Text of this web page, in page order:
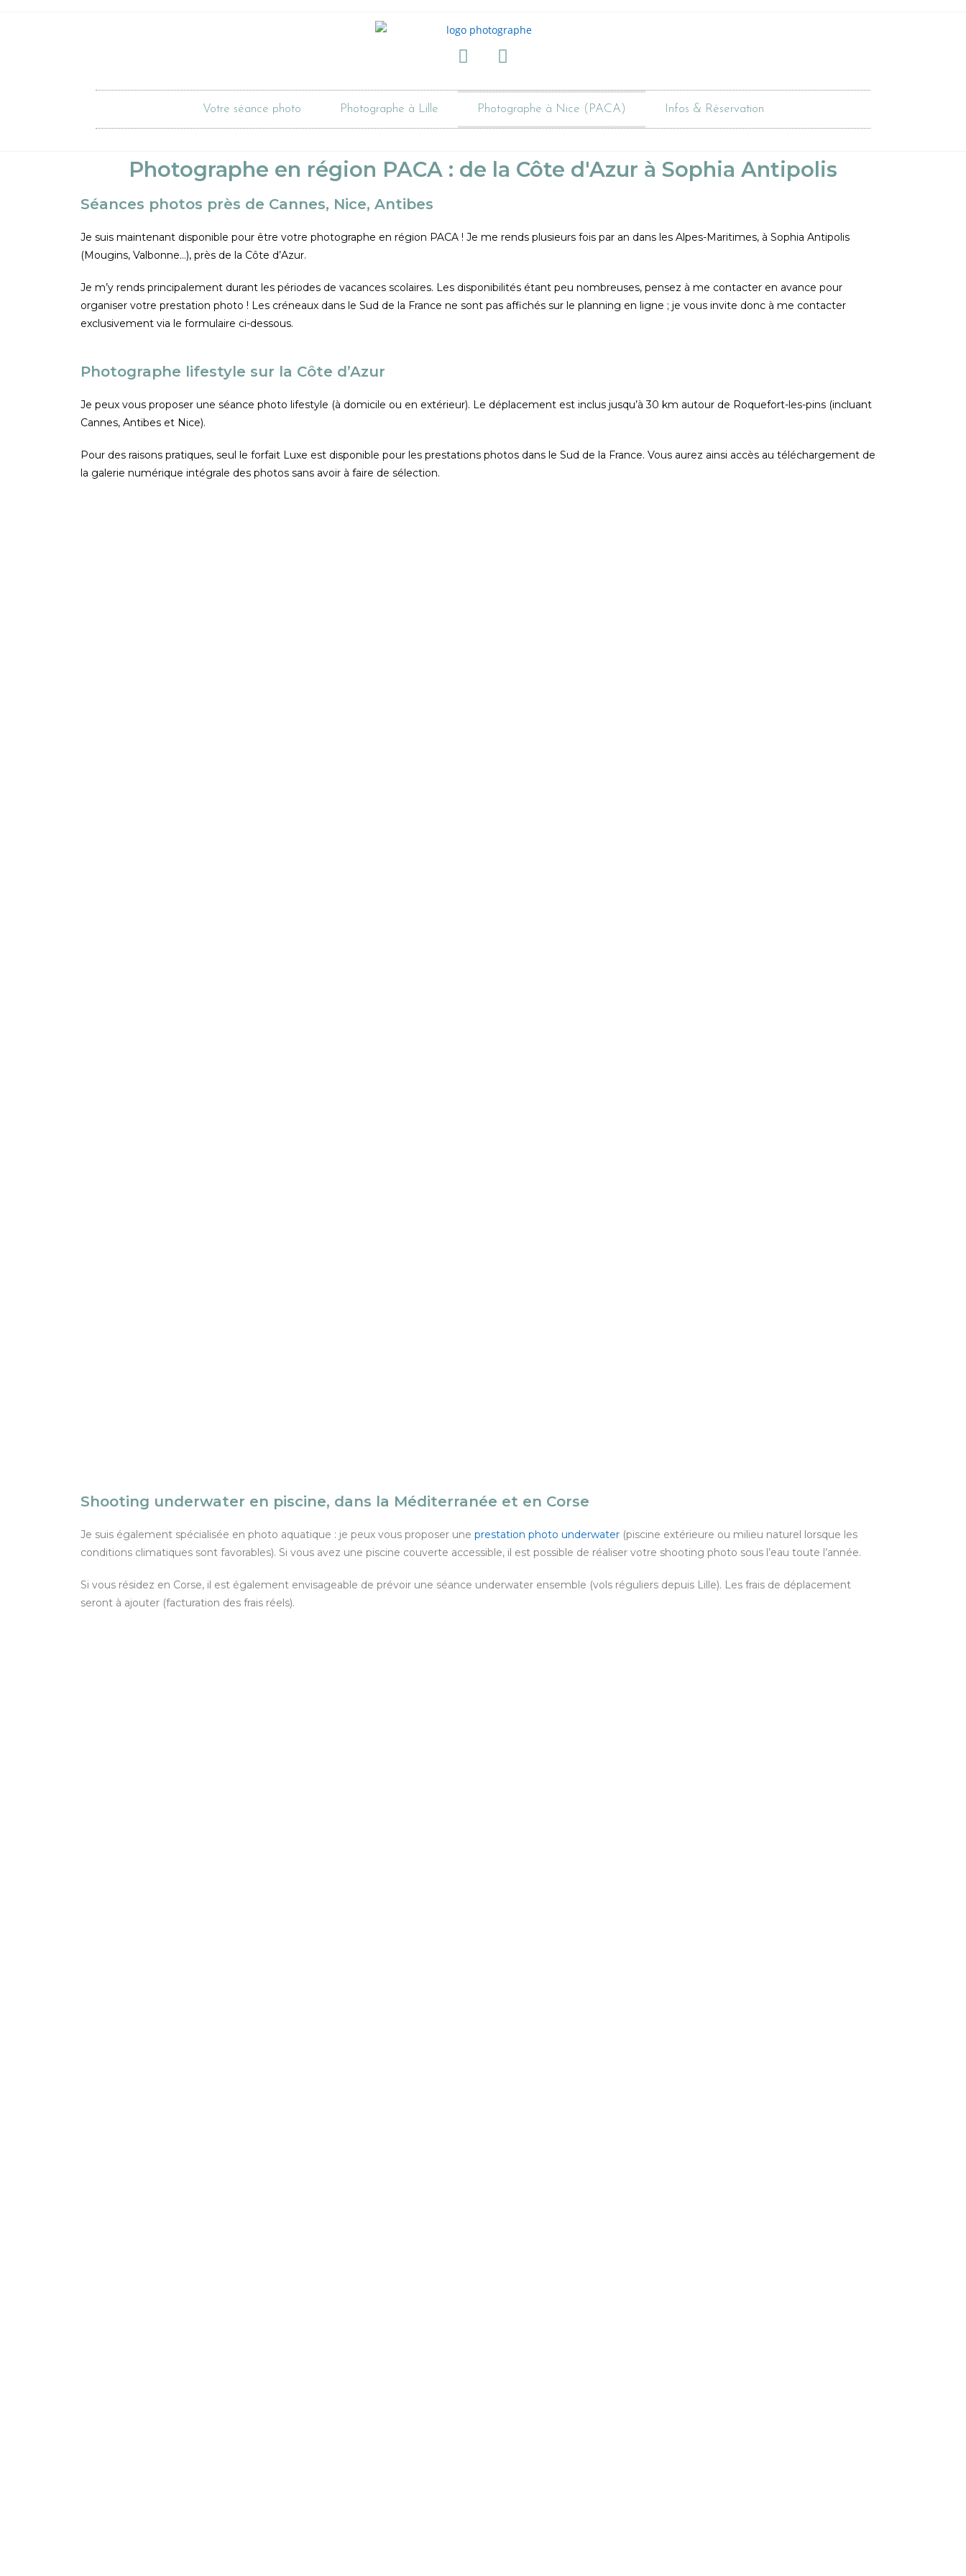
Votre séance photo Photographe à Lille Photographe à Nice (PACA) Infos & Réservation
Photographe en région PACA : de la Côte d'Azur à Sophia Antipolis
Séances photos près de Cannes, Nice, Antibes
Je suis maintenant disponible pour être votre photographe en région PACA ! Je me rends plusieurs fois par an dans les Alpes-Maritimes, à Sophia Antipolis
(Mougins, Valbonne…), près de la Côte d’Azur.
Je m’y rends principalement durant les périodes de vacances scolaires. Les disponibilités étant peu nombreuses, pensez à me contacter en avance pour
organiser votre prestation photo ! Les créneaux dans le Sud de la France ne sont pas affichés sur le planning en ligne ; je vous invite donc à me contacter
exclusivement via le formulaire ci-dessous.
Photographe lifestyle sur la Côte d’Azur
Je peux vous proposer une séance photo lifestyle (à domicile ou en extérieur). Le déplacement est inclus jusqu’à 30 km autour de Roquefort-les-pins (incluant
Cannes, Antibes et Nice).
Pour des raisons pratiques, seul le forfait Luxe est disponible pour les prestations photos dans le Sud de la France. Vous aurez ainsi accès au téléchargement de
la galerie numérique intégrale des photos sans avoir à faire de sélection.
Shooting underwater en piscine, dans la Méditerranée et en Corse
Je suis également spécialisée en photo aquatique : je peux vous proposer une prestation photo underwater (piscine extérieure ou milieu naturel lorsque les
conditions climatiques sont favorables). Si vous avez une piscine couverte accessible, il est possible de réaliser votre shooting photo sous l’eau toute l’année.
Si vous résidez en Corse, il est également envisageable de prévoir une séance underwater ensemble (vols réguliers depuis Lille). Les frais de déplacement
seront à ajouter (facturation des frais réels).